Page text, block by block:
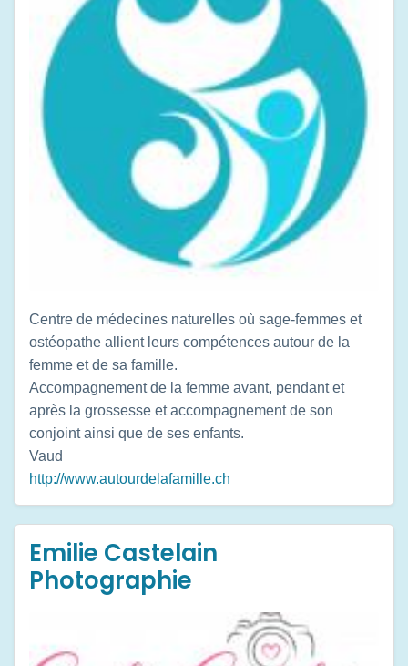
Centre de médecines naturelles où sage-femmes et
ostéopathe allient leurs compétences autour de la
femme et de sa famille.
Accompagnement de la femme avant, pendant et
après la grossesse et accompagnement de son
conjoint ainsi que de ses enfants.
Vaud
http://www.autourdelafamille.ch
Emilie Castelain
Photographie